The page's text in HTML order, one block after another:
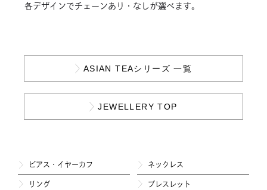
各デザインでチェーンあり・なしが選べます。
ASIAN TEAシリーズ 一覧
JEWELLERY TOP
ピアス・イヤーカフ ネックレス
リング ブレスレット